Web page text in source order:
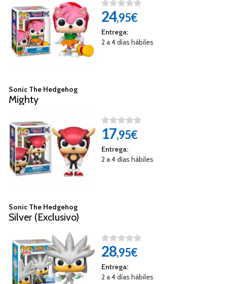
24,95€
Entrega:
2 a 4 días hábiles
Sonic The Hedgehog
Mighty
17,95€
Entrega:
2 a 4 días hábiles
Sonic The Hedgehog
Silver (Exclusivo)
28,95€
Entrega:
2 a 4 días hábiles